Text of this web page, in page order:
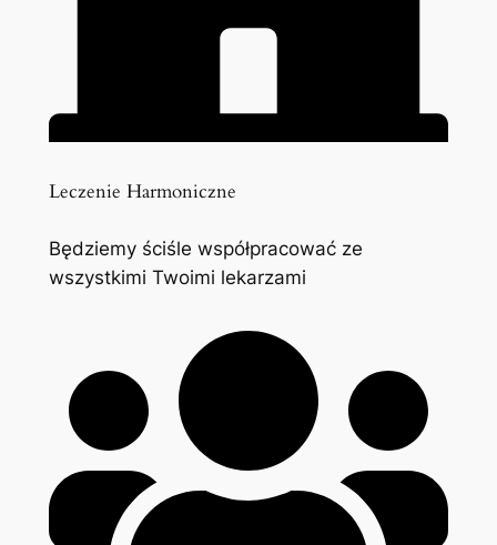
Leczenie Harmoniczne
Będziemy ściśle współpracować ze
wszystkimi Twoimi lekarzami